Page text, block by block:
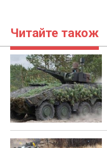
Читайте також